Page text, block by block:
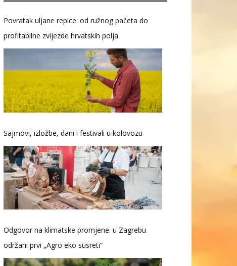
Povratak uljane repice: od ružnog pačeta do
profitabilne zvijezde hrvatskih polja
Sajmovi, izložbe, dani i festivali u kolovozu
Odgovor na klimatske promjene: u Zagrebu
održani prvi „Agro eko susreti“